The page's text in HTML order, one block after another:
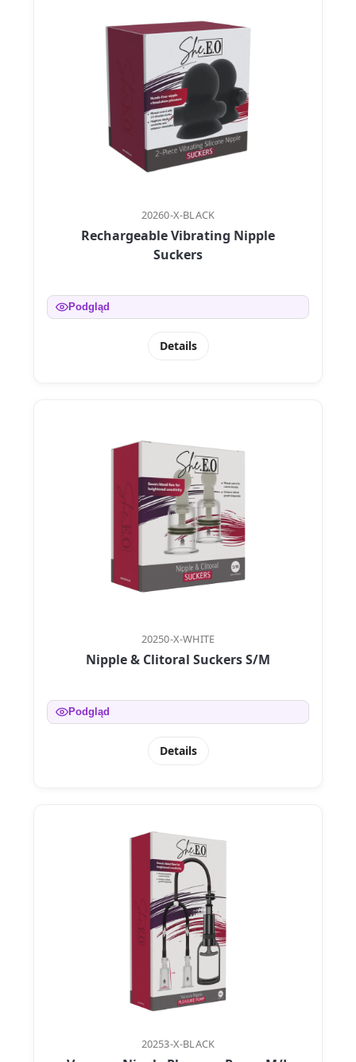
20260-X-BLACK
Rechargeable Vibrating Nipple
Suckers
Podgląd
Details
20250-X-WHITE
Nipple & Clitoral Suckers S/M
Podgląd
Details
20253-X-BLACK